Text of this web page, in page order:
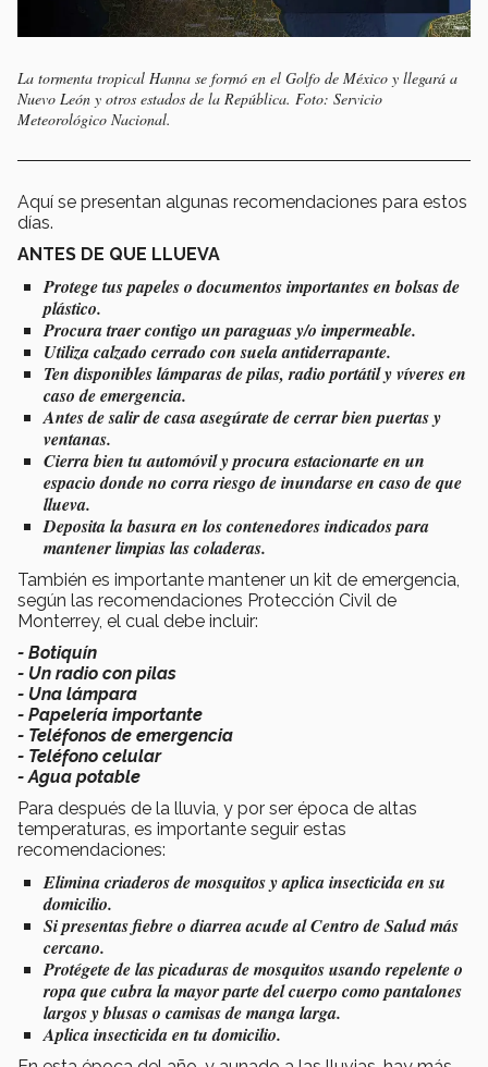
La tormenta tropical Hanna se formó en el Golfo de México y llegará a
Nuevo León y otros estados de la República. Foto: Servicio
Meteorológico Nacional.
Aquí se presentan algunas recomendaciones para estos
días.
ANTES DE QUE LLUEVA
Protege tus papeles o documentos importantes en bolsas de
plástico.
Procura traer contigo un paraguas y/o impermeable.
Utiliza calzado cerrado con suela antiderrapante.
Ten disponibles lámparas de pilas, radio portátil y víveres en
caso de emergencia.
Antes de salir de casa asegúrate de cerrar bien puertas y
ventanas.
Cierra bien tu automóvil y procura estacionarte en un
espacio donde no corra riesgo de inundarse en caso de que
llueva.
Deposita la basura en los contenedores indicados para
mantener limpias las coladeras.
También es importante mantener un kit de emergencia,
según las recomendaciones Protección Civil de
Monterrey, el cual debe incluir:
- Botiquín
- Un radio con pilas
- Una lámpara
- Papelería importante
- Teléfonos de emergencia
- Teléfono celular
- Agua potable
Para después de la lluvia, y por ser época de altas
temperaturas, es importante seguir estas
recomendaciones:
Elimina criaderos de mosquitos y aplica insecticida en su
domicilio.
Si presentas fiebre o diarrea acude al Centro de Salud más
cercano.
Protégete de las picaduras de mosquitos usando repelente o
ropa que cubra la mayor parte del cuerpo como pantalones
largos y blusas o camisas de manga larga.
Aplica insecticida en tu domicilio.